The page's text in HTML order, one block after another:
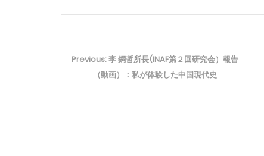
Previous:Previous
post:
李 鋼哲所長(INAF第２回研究会）報告
（動画）：私が体験した中国現代史